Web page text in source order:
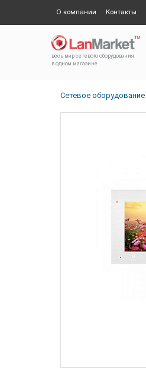
О компании Контакты
весь мир сетевого оборудования
в одном магазине
Сетевое оборудование